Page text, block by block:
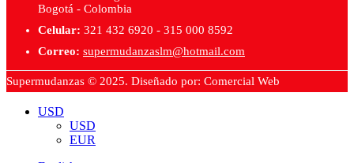
Bogotá - Colombia
Celular: 321 432 6920 - 315 000 8592
Correo: supermudanzaslm@hotmail.com
Supermudanzas © 2025. Diseñado por: Comercial Web
USD
USD
EUR